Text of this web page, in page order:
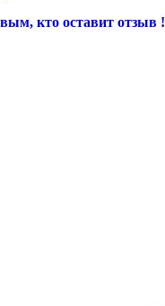
кто оставит отзыв !